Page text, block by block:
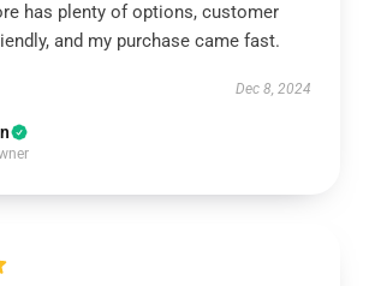
has plenty of options, customer
and my purchase came fast.
Dec 8, 2024